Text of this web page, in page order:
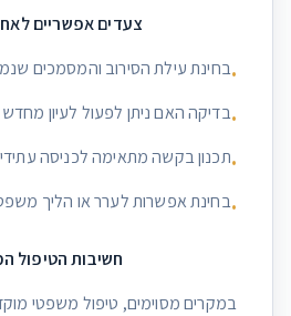
צעדים אפשריים
•בחינת עילת הסירוב והמסמכים
•בדיקה האם ניתן לפעול לעיון מחדש
•תכנון בקשה מתאימה לכניסה
•בחינת אפשרות לערר או הליך
חשיבות הטיפול
במקרים מסוימים, טיפול משפטי